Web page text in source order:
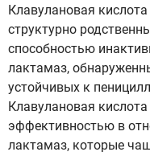
Клавулановая
структурно
способностью
лактамаз,
устойчивых к
Клавулановая
эффективностью в
лактамаз, которые